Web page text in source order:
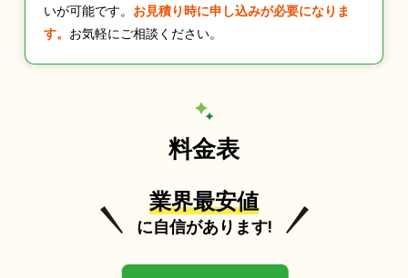
いが可能です。 お見積り時に申し込みが必要になりま
す。 お気軽にご相談ください。
料金表
業界最安値
に自信があります!